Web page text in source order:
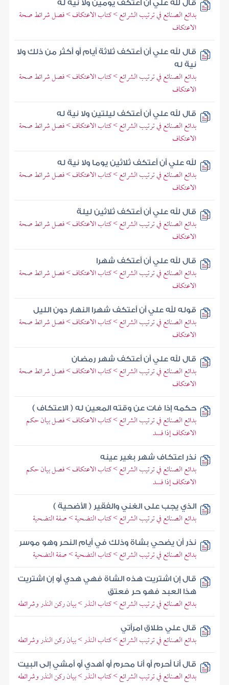
قال لله علي أن أعتكف يومين ولا نية له
بدائع الصنائع في ترتيب الشرائع > كتاب الاعتكاف > فصل شرائط صحة
الاعتكاف
قال لله علي أن أعتكف ثلاثة أيام أو أكثر من ذلك ولا
نية له
بدائع الصنائع في ترتيب الشرائع > كتاب الاعتكاف > فصل شرائط صحة
الاعتكاف
قال لله علي أن أعتكف ليلتين ولا نية له
بدائع الصنائع في ترتيب الشرائع > كتاب الاعتكاف > فصل شرائط صحة
الاعتكاف
لله علي أن أعتكف ثلاثين يوما ولا نية له
بدائع الصنائع في ترتيب الشرائع > كتاب الاعتكاف > فصل شرائط صحة
الاعتكاف
قال لله علي أن أعتكف ثلاثين ليلة
بدائع الصنائع في ترتيب الشرائع > كتاب الاعتكاف > فصل شرائط صحة
الاعتكاف
قال لله علي أن أعتكف شهرا
بدائع الصنائع في ترتيب الشرائع > كتاب الاعتكاف > فصل شرائط صحة
الاعتكاف
قوله لله علي أن أعتكف شهرا النهار دون الليل
بدائع الصنائع في ترتيب الشرائع > كتاب الاعتكاف > فصل شرائط صحة
الاعتكاف
قال لله علي أن أعتكف شهر رمضان
بدائع الصنائع في ترتيب الشرائع > كتاب الاعتكاف > فصل شرائط صحة
الاعتكاف
حكمه إذا فات عن وقته المعين له ( الاعتكاف )
بدائع الصنائع في ترتيب الشرائع > كتاب الاعتكاف > فصل بيان حكم
الاعتكاف إذا فسد
نذر اعتكاف شهر بغير عينه
بدائع الصنائع في ترتيب الشرائع > كتاب الاعتكاف > فصل بيان حكم
الاعتكاف إذا فسد
الذي يجب على الغني والفقير ( الأضحية )
بدائع الصنائع في ترتيب الشرائع > كتاب التضحية > صفة التضحية
نذر أن يضحي بشاة وذلك في أيام النحر وهو موسر
بدائع الصنائع في ترتيب الشرائع > كتاب التضحية > صفة التضحية
قال إن اشتريت هذه الشاة فهي هدي أو إن اشتريت
هذا العبد فهو حر فعتق
بدائع الصنائع في ترتيب الشرائع > كتاب النذر > بيان ركن النذر وشرائطه
قال علي طلاق امرأتي
بدائع الصنائع في ترتيب الشرائع > كتاب النذر > بيان ركن النذر وشرائطه
قال أنا أحرم أو أنا محرم أو أهدي أو أمشي إلى البيت
بدائع الصنائع في ترتيب الشرائع > كتاب النذر > بيان ركن النذر وشرائطه